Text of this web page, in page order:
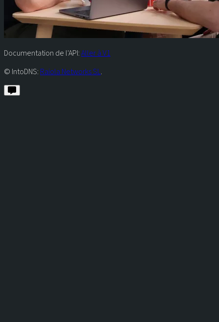
Documentation de l'API:Aller à V1
© IntoDNS: Raiola Networks SL.